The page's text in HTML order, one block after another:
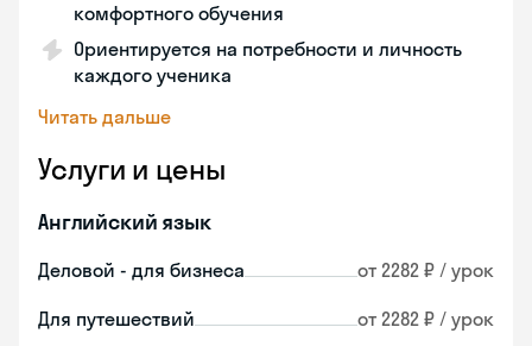
комфортного обучения
Ориентируется на потребности и личность
каждого ученика
Читать дальше
Услуги и цены
Английский язык
Деловой - для бизнеса от 2282 ₽ / урок
Для путешествий от 2282 ₽ / урок